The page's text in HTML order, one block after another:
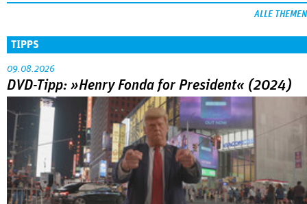
ALLE THEMEN
TIPPS
09.08.2026
DVD-Tipp: »Henry Fonda for President« (2024)